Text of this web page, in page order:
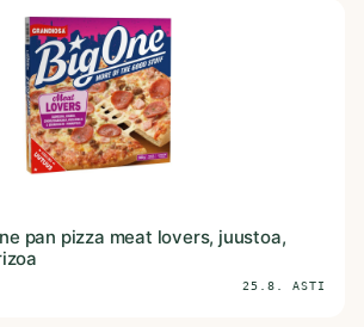
pan pizza meat lovers, juustoa,
25.8. ASTI